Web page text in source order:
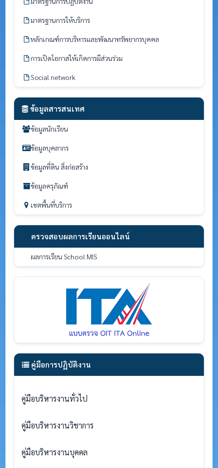
มาตรฐานการให้บริการ
หลักเกณฑ์การบริหารและพัฒนาทรัพยากรบุคคล
การเปิดโอกาสให้เกิดการมีส่วนร่วม
Social network
ข้อมูลสารสนเทศ
ข้อมูลนักเรียน
ข้อมูลบุคลากร
ข้อมูลที่ดิน สิ่งก่อสร้าง
ข้อมูลครุภัณฑ์
เขตพื้นที่บริการ
ตรวจสอบผลการเรียนออนไลน์
ผลการเรียน School MIS
คู่มือการปฏิบัติงาน
คู่มือบริหารงานทั่วไป
คู่มือบริหารงานวิชาการ
คู่มือบริหารงานบุคคล